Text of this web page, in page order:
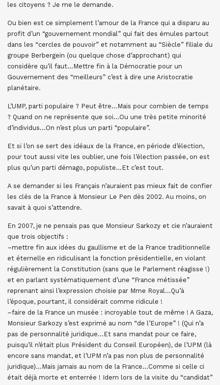
les citoyens ? Je me le demande.
Ou bien est ce simplement l’amour de la France qui a disparu au
profit d’un “gouvernement mondial” qui fait des émules partout
dans les “cercles de pouvoir” et notamment au “Siècle” filiale du
groupe Berbergein (ou quelque chose d’approchant) qui
considère qu’il faut…Mettre fin à la Démocratie pour un
Gouvernement des “meilleurs” c’est à dire une Aristocratie
planétaire.
L’UMP, parti populaire ? Peut être…Mais pour combien de temps
? Quand on ne représente que soi…Ou une très petite minorité
d’individus…On n’est plus un parti “populaire”.
Et si l’on se sert des idéaux de la France, en période d’élection,
pour tout aussi vite les oublier, une fois l’élection passée, on est
plus qu’un parti démago, populiste…Et c’est tout.
A se demander si les Français n’auraient pas mieux fait de confier
les clés de la France à Monsieur Le Pen dès 2002. Au moins, on
savait à quoi s’attendre.
En 2007, je ne pensais pas que Monsieur Sarkozy et cie n’auraient
que trois objectifs :
–mettre fin aux idées du gaullisme et de la France traditionnelle
et éternelle en ridiculisant la fonction présidentielle, en violant
régulièrement la Constitution (sans que le Parlement réagisse !)
et en parlant systématiquement d’une “France métissée”
reprenant ainsi l’expression choisie par Mme Royal…Qu’à
l’époque, pourtant, il considérait comme ridicule !
–faire de la France un musée : incroyable tout de même ! A Gaza,
Monsieur Sarkozy s’est exprimé au nom “de l’Europe” ! (Qui n’a
pas de personnalité juridique…Et sans mandat pour ce faire,
puisqu’il n’était plus Président du Conseil Européen), de l’UPM (là
encore sans mandat, et l’UPM n’a pas non plus de personnalité
juridique)…Mais jamais au nom de la France…Comme si celle ci
était déjà morte et enterrée ! Idem lors de la visite du “candidat”